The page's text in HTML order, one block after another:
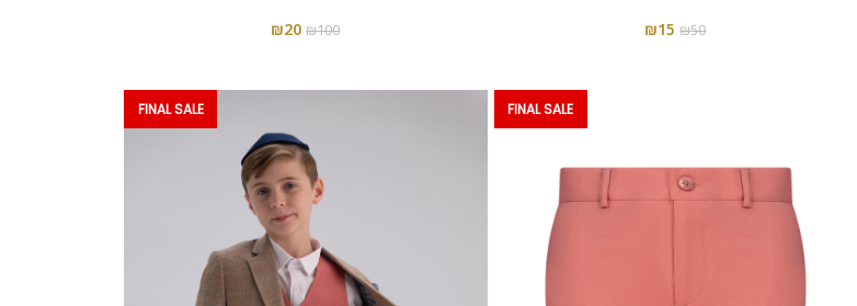
₪50
₪15
₪100
₪20
FINAL SALE
FINAL SALE